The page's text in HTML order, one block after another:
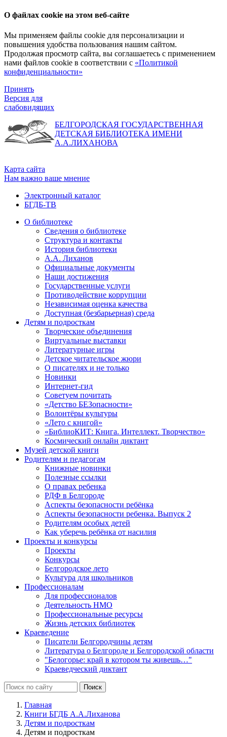
О файлах cookie на этом веб-сайте
Мы применяем файлы cookie для персонализации и
повышения удобства пользования нашим сайтом.
Продолжая просмотр сайта, вы соглашаетесь с применением
нами файлов cookie в соответствии с «Политикой
конфиденциальности»
Принять
Версия для
слабовидящих
БЕЛГОРОДСКАЯ ГОСУДАРСТВЕННАЯ
ДЕТСКАЯ БИБЛИОТЕКА ИМЕНИ
А.А.ЛИХАНОВА
Карта сайта
Нам важно ваше мнение
Электронный каталог
БГДБ-ТВ
О библиотеке
Сведения о библиотеке
Структура и контакты
История библиотеки
А.А. Лиханов
Официальные документы
Наши достижения
Государственные услуги
Противодействие коррупции
Независимая оценка качества
Доступная (безбарьерная) среда
Детям и подросткам
Творческие объединения
Виртуальные выставки
Литературные игры
Детское читательское жюри
О писателях и не только
Новинки
Интернет-гид
Советуем почитать
«Детство БЕЗопасности»
Волонтёры культуры
«Лето с книгой»
«БиблиоКИТ: Книга. Интеллект. Творчество»
Космический онлайн диктант
Музей детской книги
Родителям и педагогам
Книжные новинки
Полезные ссылки
О правах ребенка
РДФ в Белгороде
Аспекты безопасности ребёнка
Аспекты безопасности ребенка. Выпуск 2
Родителям особых детей
Как уберечь ребёнка от насилия
Проекты и конкурсы
Проекты
Конкурсы
Белгородское лето
Культура для школьников
Профессионалам
Для профессионалов
Деятельность НМО
Профессиональные ресурсы
Жизнь детских библиотек
Краеведение
Писатели Белгородчины детям
Литература о Белгороде и Белгородской области
"Белогорье: край в котором ты живешь…"
Краеведческий диктант
Главная
Книги БГДБ А.А.Лиханова
Детям и подросткам
Детям и подросткам